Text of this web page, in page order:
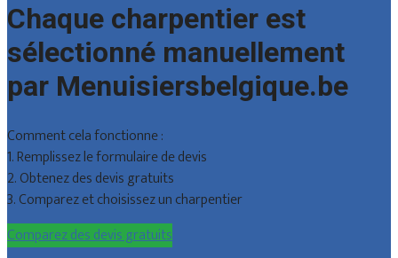
Chaque charpentier est
sélectionné manuellement
par Menuisiersbelgique.be
Comment cela fonctionne :
1. Remplissez le formulaire de devis
2. Obtenez des devis gratuits
3. Comparez et choisissez un charpentier
Comparez des devis gratuits